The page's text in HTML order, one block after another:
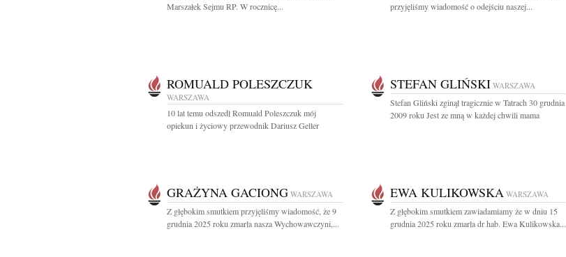
Marszałek Sejmu RP. W rocznicę...
przyjęliśmy wiadomość o odejściu naszej...
ROMUALD POLESZCZUK
WARSZAWA
10 lat temu odszedł Romuald Poleszczuk mój
opiekun i życiowy przewodnik Dariusz Geller
STEFAN GLIŃSKI WARSZAWA
Stefan Gliński zginął tragicznie w Tatrach 30 grudnia
2009 roku Jest ze mną w każdej chwili mama
GRAŻYNA GACIONG WARSZAWA
Z głębokim smutkiem przyjęliśmy wiadomość, że 9
grudnia 2025 roku zmarła nasza Wychowawczyni,...
EWA KULIKOWSKA WARSZAWA
Z głębokim smutkiem zawiadamiamy że w dniu 15
grudnia 2025 roku zmarła dr hab. Ewa Kulikowska...